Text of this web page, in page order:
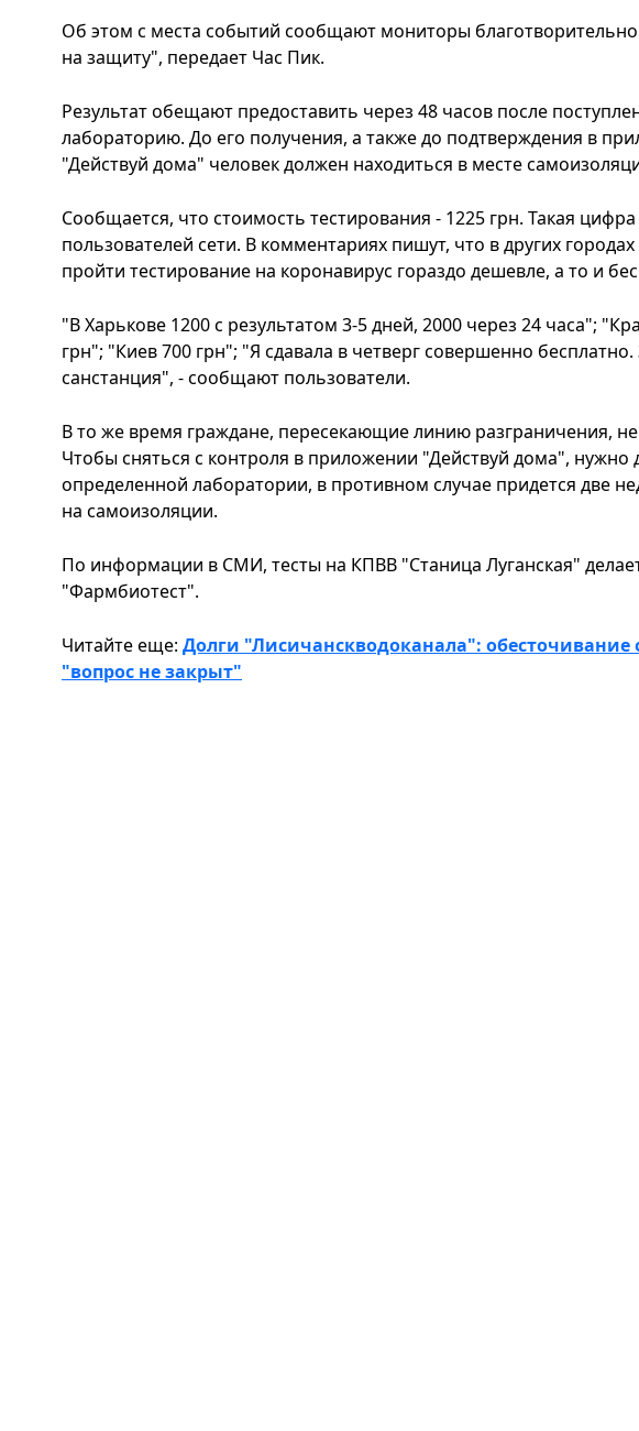
Об этом с места событий сообщают мониторы
на защиту", передает Час Пик.
Результат обещают предоставить через 48 часов после
лабораторию. До его получения, а также до подтверждения в
"Действуй дома" человек должен находиться в месте
Сообщается, что стоимость тестирования - 1225 грн. Такая
пользователей сети. В комментариях пишут, что в других
пройти тестирование на коронавирус гораздо дешевле, а то и
"В Харькове 1200 с результатом 3-5 дней, 2000 через 24 часа";
грн"; "Киев 700 грн"; "Я сдавала в четверг совершенно
санстанция", - сообщают пользователи.
В то же время граждане, пересекающие линию разграничения,
Чтобы сняться с контроля в приложении "Действуй дома", нужно
определенной лаборатории, в противном случае придется две
на самоизоляции.
По информации в СМИ, тесты на КПВВ "Станица Луганская"
"Фармбиотест".
Читайте еще: Долги "Лисичанскводоканала":
"вопрос не закрыт"